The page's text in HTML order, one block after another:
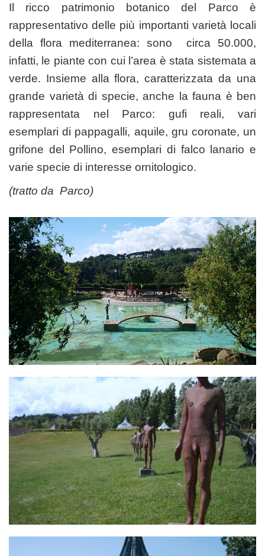
Il ricco patrimonio botanico del Parco è
rappresentativo delle più importanti varietà locali
della flora mediterranea: sono circa 50.000,
infatti, le piante con cui l’area è stata sistemata a
verde. Insieme alla flora, caratterizzata da una
grande varietà di specie, anche la fauna è ben
rappresentata nel Parco: gufi reali, vari
esemplari di pappagalli, aquile, gru coronate, un
grifone del Pollino, esemplari di falco lanario e
varie specie di interesse ornitologico.
(tratto da Parco)